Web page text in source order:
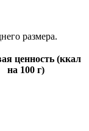
размера.
ценность (ккал
на 100 г)